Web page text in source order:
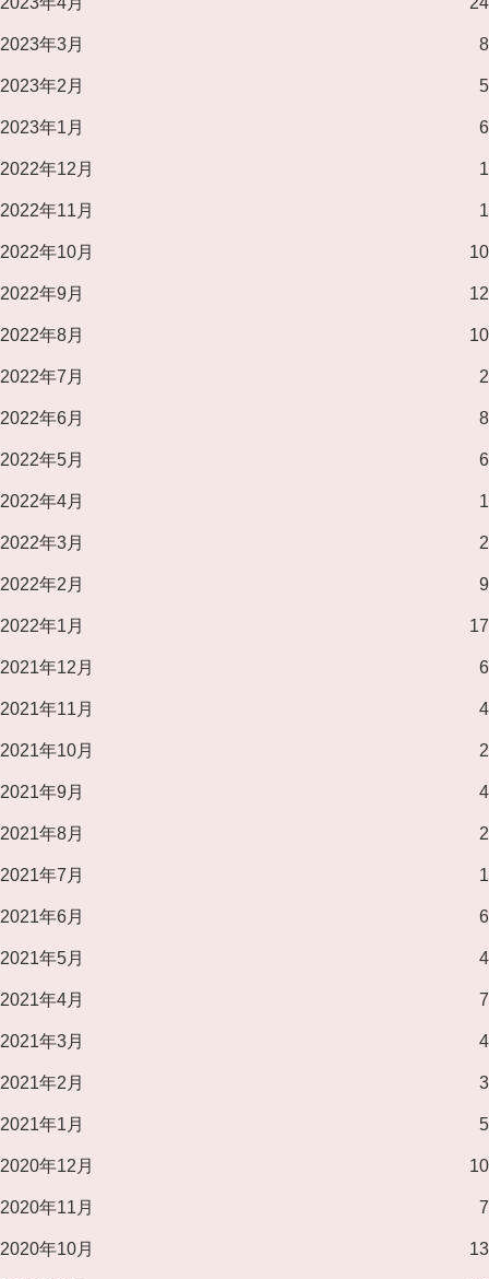
2023年3月 8
2023年2月 5
2023年1月 6
2022年12月 1
2022年11月 1
2022年10月 10
2022年9月 12
2022年8月 10
2022年7月 2
2022年6月 8
2022年5月 6
2022年4月 1
2022年3月 2
2022年2月 9
2022年1月 17
2021年12月 6
2021年11月 4
2021年10月 2
2021年9月 4
2021年8月 2
2021年7月 1
2021年6月 6
2021年5月 4
2021年4月 7
2021年3月 4
2021年2月 3
2021年1月 5
2020年12月 10
2020年11月 7
2020年10月 13